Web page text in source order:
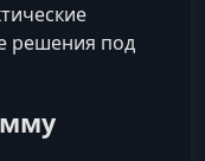
решения под